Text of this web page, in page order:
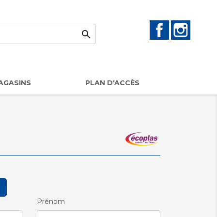

Facebook
PLAN D'ACCÈS
Prénom